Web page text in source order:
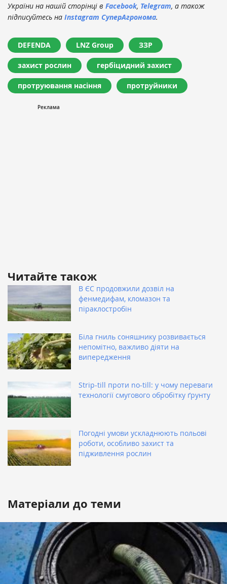
України на нашій сторінці в Facebook, Telegram, а також
підписуйтесь на Instagram СуперАгронома.
DEFENDA LNZ Group ЗЗР
захист рослин гербіцидний захист
протруювання насіння протруйники
Читайте також
В ЄС продовжили дозвіл на
фенмедифам, кломазон та
піраклостробін
Біла гниль соняшнику розвивається
непомітно, важливо діяти на
випередження
Strip-till проти no-till: у чому переваги
технології смугового обробітку ґрунту
Погодні умови ускладнюють польові
роботи, особливо захист та
підживлення рослин
Матеріали до теми